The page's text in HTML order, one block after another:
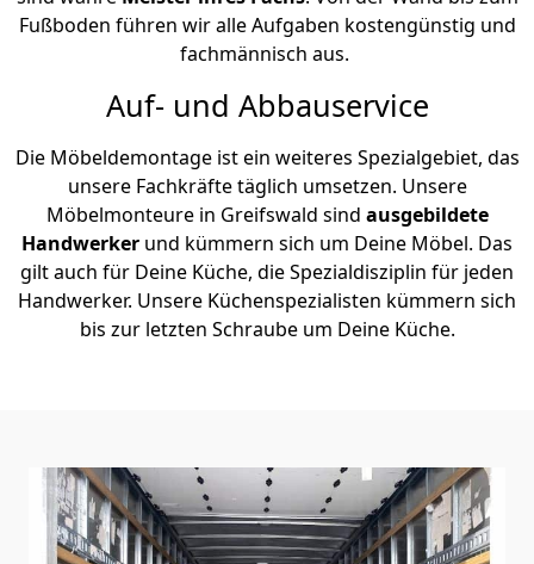
Fußboden führen wir alle Aufgaben kostengünstig und
fachmännisch aus.
Auf- und Abbauservice
Die Möbeldemontage ist ein weiteres Spezialgebiet, das
unsere Fachkräfte täglich umsetzen. Unsere
Möbelmonteure in Greifswald sind ausgebildete
Handwerker und kümmern sich um Deine Möbel. Das
gilt auch für Deine Küche, die Spezialdisziplin für jeden
Handwerker. Unsere Küchenspezialisten kümmern sich
bis zur letzten Schraube um Deine Küche.